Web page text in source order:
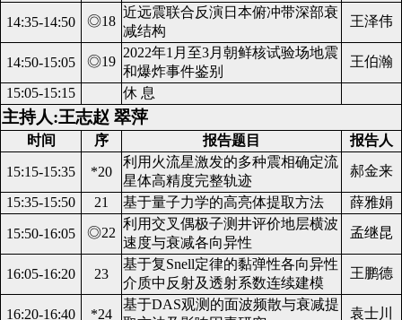
14:35-14:50 ◎18
近远震联合反演日本俯冲带深部衰
减结构
王泽伟
14:50-15:05 ◎19
2022年1月至3月朝鲜核试验场地震
和爆炸事件鉴别
王伯瀚
15:05-15:15 休 息
主持人:王志赵 翠萍
时间 序 报告题目 报告人
15:15-15:35 *20
利用火流星激发的多种震相确定流
星体高精度完整轨迹
郝金来
15:35-15:50 21 基于量子力学的高亮体提取方法 薛雅娟
15:50-16:05 ◎22
利用交叉偶极子测井评价地层横波
速度与衰减各向异性
孟继昆
16:05-16:20 23
基于复Snell定律的黏弹性各向异性
介质中反射及透射系数连续建模
王鹏德
16:20-16:40 *24
基于DAS观测的面波频散与衰减提
袁士川